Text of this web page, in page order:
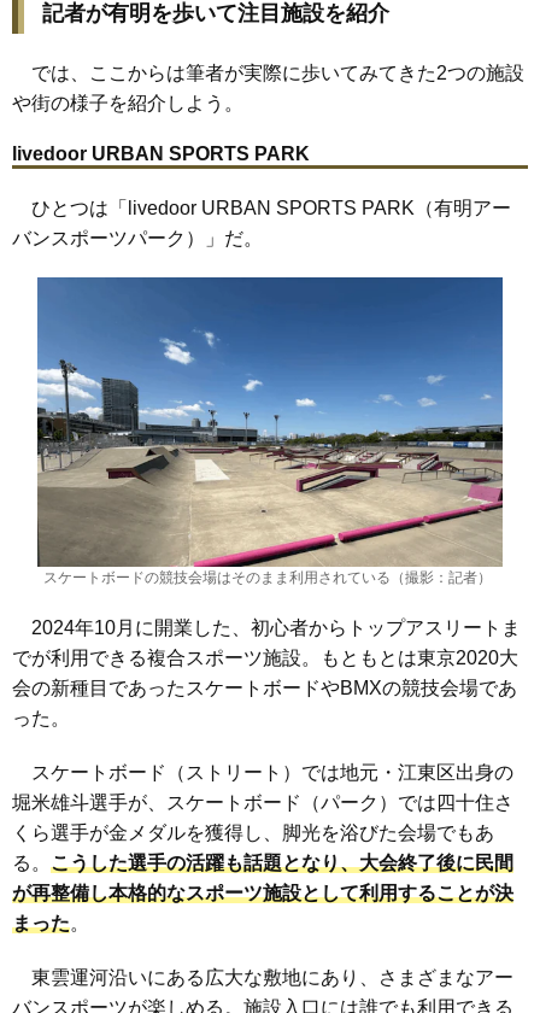
記者が有明を歩いて注目施設を紹介
では、ここからは筆者が実際に歩いてみてきた2つの施設
や街の様子を紹介しよう。
livedoor URBAN SPORTS PARK
ひとつは「livedoor URBAN SPORTS PARK（有明アー
バンスポーツパーク）」だ。
スケートボードの競技会場はそのまま利用されている（撮影：記者）
2024年10月に開業した、初心者からトップアスリートま
でが利用できる複合スポーツ施設。もともとは東京2020大
会の新種目であったスケートボードやBMXの競技会場であ
った。
スケートボード（ストリート）では地元・江東区出身の
堀米雄斗選手が、スケートボード（パーク）では四十住さ
くら選手が金メダルを獲得し、脚光を浴びた会場でもあ
る。 こうした選手の活躍も話題となり、大会終了後に民間
が再整備し本格的なスポーツ施設として利用することが決
まった。
東雲運河沿いにある広大な敷地にあり、さまざまなアー
バンスポーツが楽しめる。施設入口には誰でも利用できる